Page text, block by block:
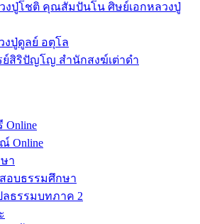
งปู่โชติ คุณสัมปันโน ศิษย์เอกหลวงปู่
งปู่ดูลย์ อตุโล
ย์​สิริ​ปัญโญ​ สำนัก​สงฆ์​เต่าดำ​
Online
Online
า
อบธรรมศึกษา
ธรรมบทภาค 2